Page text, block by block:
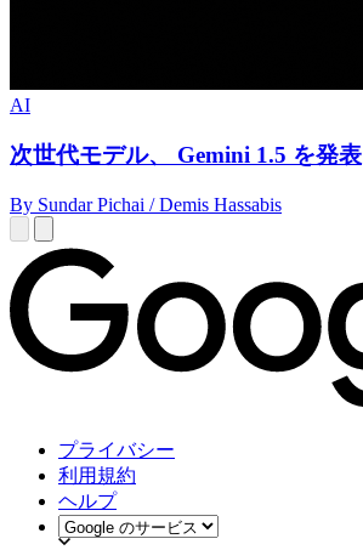
AI
次世代モデル、 Gemini 1.5 を発表
By Sundar Pichai / Demis Hassabis
プライバシー
利用規約
ヘルプ